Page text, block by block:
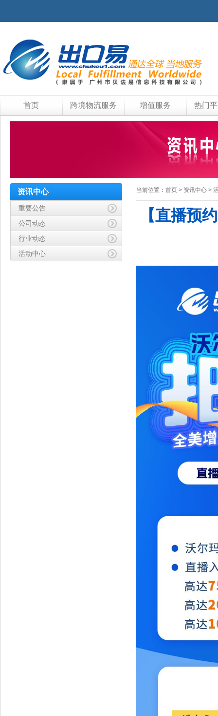
首页 跨境物流服务 增值服务 热门
资讯中心
重要公告
公司动态
行业动态
活动中心
当前位置： 首页 > 资讯中心 >
【直播预